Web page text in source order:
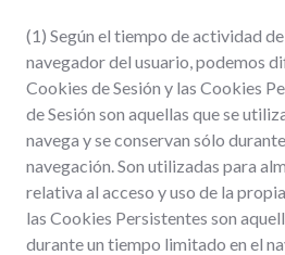
(1) Según el tiempo de actividad
navegador del usuario, podemos
Cookies de Sesión y las Cookies
de Sesión son aquellas que se
navega y se conservan sólo
navegación. Son utilizadas para
relativa al acceso y uso de la
las Cookies Persistentes son
durante un tiempo limitado en el